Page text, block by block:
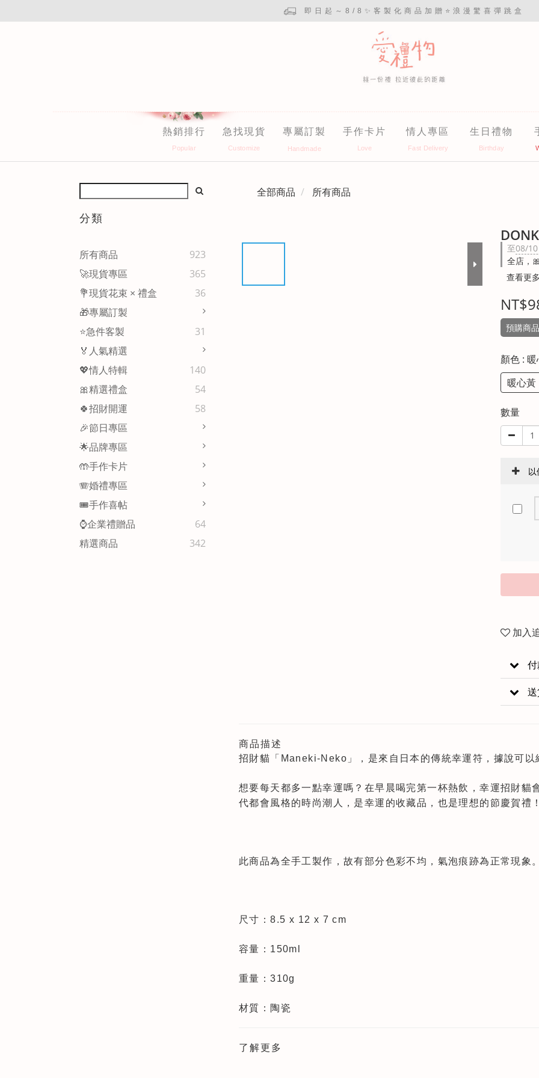
即日起～8/8✨客製化商品加贈⭐浪漫驚喜彈跳盒
熱銷排行 急找現貨 專屬訂製 手作卡片 情人專區 生日禮物
分類
所有商品
923
🚀現貨專區
365
💐現貨花束 × 禮盒
36
🎁專屬訂製
⭐急件客製
31
🏅人氣精選
💖情人特輯
140
🎀精選禮盒
54
🍀招財開運
58
🎉節日專區
🌟品牌專區
🤲手作卡片
🪗婚禮專區
🎟️手作喜帖
⌚企業禮贈品
64
精選商品
342
全部商品 所有商品
至08/
全店，
查看更
預購商
顏色 :
暖心黃
數量
加入
商品描述
招財貓「Maneki-Neko」，是來自日本的傳統幸運符，據說可
想要每天都多一點幸運嗎？在早晨喝完第一杯熱飲，幸運招財貓
代都會風格的時尚潮人，是幸運的收藏品，也是理想的節慶賀禮
此商品為全手工製作，故有部分色彩不均，氣泡痕跡為正常現象
尺寸：8.5 x 12 x 7 cm
容量：150ml
重量：310g
材質：陶瓷
了解更多